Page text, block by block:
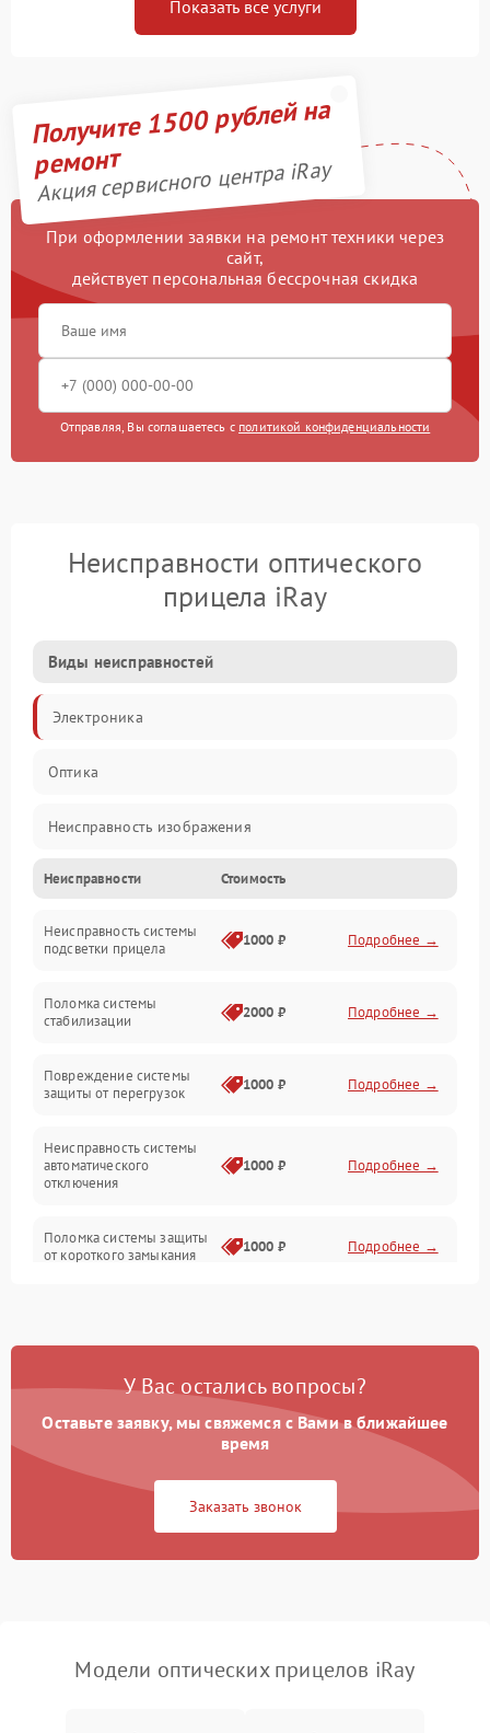
Показать все услуги
Получите 1500 рублей на
ремонт
Акция сервисного центра iRay
При оформлении заявки на ремонт техники через
сайт,
действует персональная бессрочная скидка
Отправляя, Вы соглашаетесь с политикой конфиденциальности
Неисправности оптического
прицела iRay
Виды неисправностей
Электроника
Оптика
Неисправность изображения
Механические повреждения
Неисправность фокусировки и оптики
Электропитание
Механика
Корпус/Герметичность
Неисправности Стоимость
Неисправность системы
подсветки прицела
1000 ₽ Подробнее →
Поломка системы
стабилизации
2000 ₽ Подробнее →
Повреждение системы
защиты от перегрузок
1000 ₽ Подробнее →
Неисправность системы
автоматического
отключения
1000 ₽ Подробнее →
Поломка системы защиты
от короткого замыкания
1000 ₽ Подробнее →
Неисправность системы
перенапряжения
1000 ₽ Подробнее →
Неисправность системы
защиты от замыкания
1000 ₽
защиты от перегрева
У Вас остались вопросы?
Оставьте заявку, мы свяжемся с Вами в ближайшее
время
Заказать звонок
Модели оптических прицелов iRay